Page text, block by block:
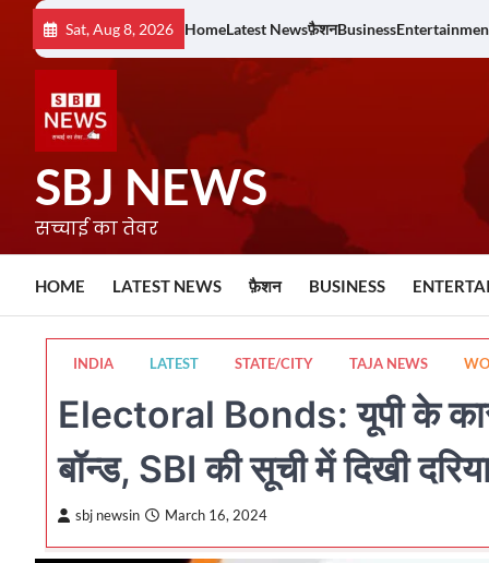
content
Sat, Aug 8, 2026 HomeLatest Newsफ़ैशनBusiness
SBJ NEWS
सच्चाई का तेवर
HOME LATEST NEWS फ़ैशन BUSINESS
INDIA LATEST STATE/CITY TAJA NEWS
Electoral Bonds: यूपी के
बॉन्ड, SBI की सूची में दिखी
sbj newsin March 16, 2024